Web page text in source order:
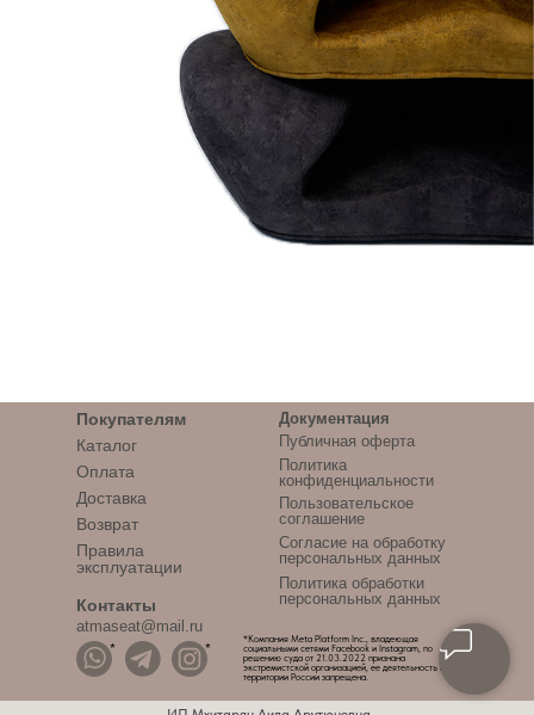
*Компания Meta Platform Inc., владеющая
социальными сетями Facebook и Instagram, по
решению суда от 21.03.2022 признана
экстремистской организацией, ее деятельность на
территории России запрещена.
*
*
atmaseat@mail.ru
Контакты
Политика обработки
персональных данных
Согласие на обработку
персональных данных
Пользовательское
соглашение
Политика
конфиденциальности
Публичная оферта
Документация
Правила
эксплуатации
Возврат
Доставка
Оплата
Каталог
Покупателям